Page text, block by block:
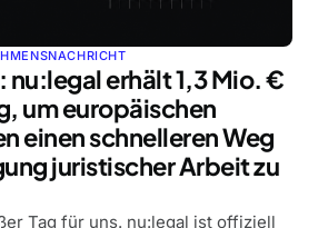
nu:legal erhält 1,3 Mio. €
um europäischen
einen schnelleren Weg
juristischer Arbeit zu
Tag für uns. nu:legal ist offiziell